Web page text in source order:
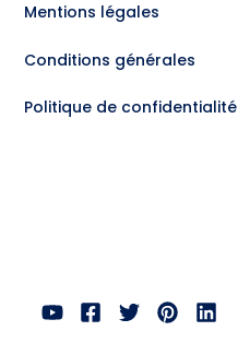
Mentions légales
Conditions générales
Politique de confidentialité